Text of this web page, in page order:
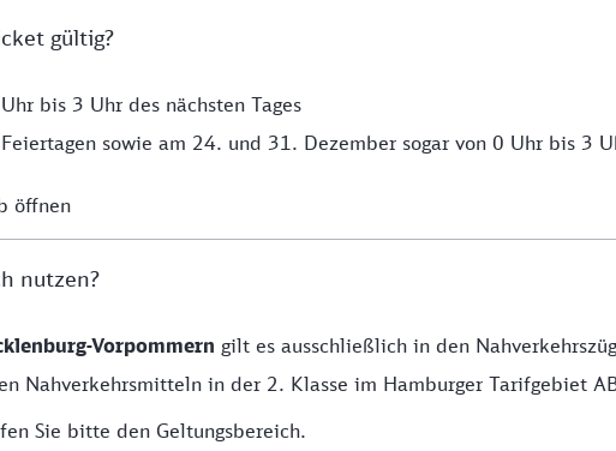
gültig?
bis 3 Uhr des nächsten Tages
sowie am 24. und 31. Dezember sogar von 0 Uhr bis 3
öffnen
nutzen?
Vorpommern gilt es ausschließlich in den
Nahverkehrsmitteln in der 2. Klasse im Hamburger Tarifgebiet
Sie bitte den Geltungsbereich.